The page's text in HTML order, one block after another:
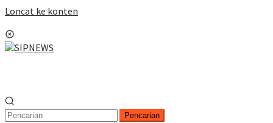
Loncat ke konten
Pencarian